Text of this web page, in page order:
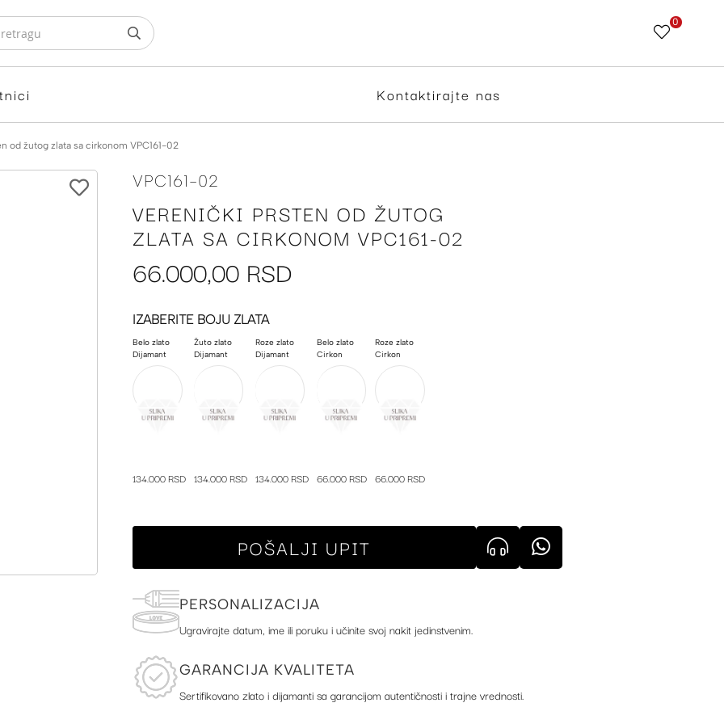
Skip
Content
0
Kontaktirajte nas
od žutog zlata sa cirkonom VPC161-02
VERENIČKI PRSTEN OD ŽUTOG
ZLATA SA CIRKONOM VPC161-02
VPC161-02
66.000,00 RSD
IZABERITE BOJU ZLATA
Belo zlato
Dijamant
134.000 RSD
Žuto zlato
Dijamant
134.000 RSD
Roze zlato
Dijamant
134.000 RSD
Belo zlato
Cirkon
66.000 RSD
Roze zlato
Cirkon
66.000 RSD
POŠALJI UPIT
PERSONALIZACIJA
Ugravirajte datum, ime ili poruku i učinite svoj nakit jedinstvenim.
GARANCIJA KVALITETA
Sertifikovano zlato i dijamanti sa garancijom autentičnosti i trajne vrednosti.